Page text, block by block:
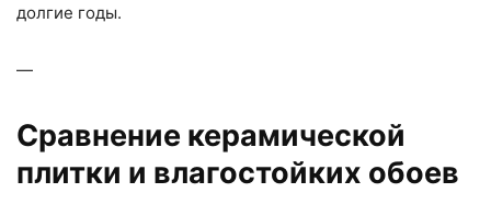
долгие годы.
—
Сравнение керамической
плитки и влагостойких обоев